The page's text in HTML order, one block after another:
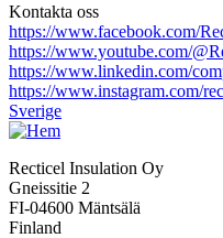
Kontakta oss
https://www.facebook.com/
https://www.youtube.com/
https://www.linkedin.com/
https://www.instagram.com/
Sverige
Recticel Insulation Oy
Gneissitie 2
FI-04600 Mäntsälä
Finland